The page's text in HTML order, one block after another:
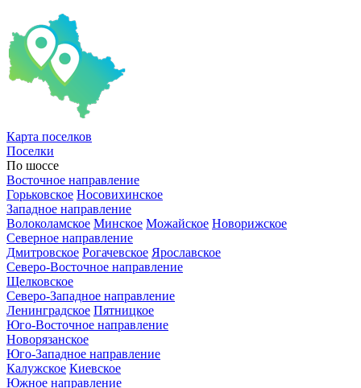
Карта поселков
Поселки
По шоссе
Восточное направление
Горьковское Носовихинское
Западное направление
Волоколамское Минское Можайское Новорижское
Северное направление
Дмитровское Рогачевское Ярославское
Северо-Восточное направление
Щелковское
Северо-Западное направление
Ленинградское Пятницкое
Юго-Восточное направление
Новорязанское
Юго-Западное направление
Калужское Киевское
Южное направление